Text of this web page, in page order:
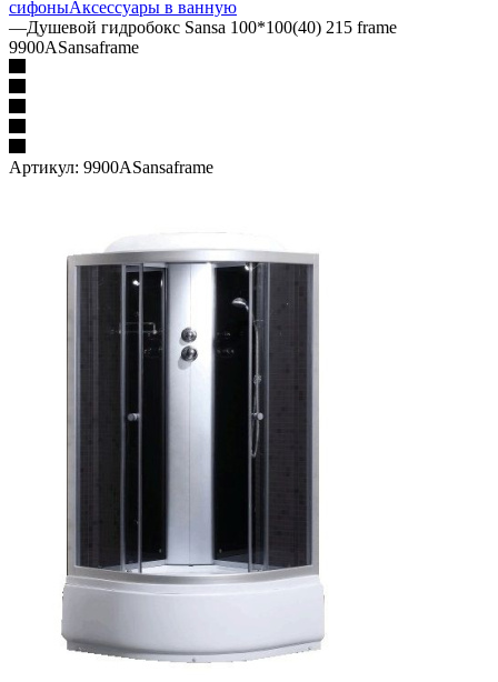
сифоныАксессуары в ванную
—Душевой гидробокс Sansa 100*100(40) 215 frame
9900ASansaframe
Артикул: 9900ASansaframe